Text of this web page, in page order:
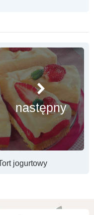
następny
jogurtowy